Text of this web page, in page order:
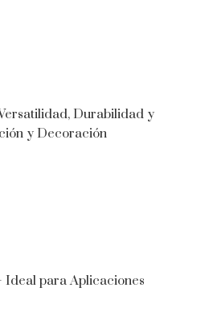
Durabilidad y
y Decoración
para Aplicaciones